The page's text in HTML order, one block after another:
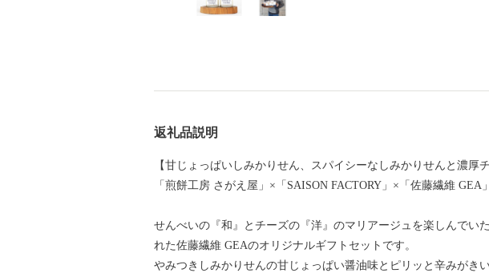
返礼品説明
【甘じょっぱいしみかりせん、スパイシーなしみかりせんと濃厚
「煎餅工房 さがえ屋」×「SAISON FACTORY」×「佐藤繊維 GEA」
せんべいの『和』とチーズの『洋』のマリアージュを楽しんでい
れた佐藤繊維 GEAのオリジナルギフトセットです。
やみつきしみかりせんの甘じょっぱい醤油味とピリッと辛みがき